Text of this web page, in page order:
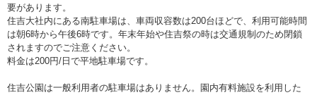
要があります。
住吉大社内にある南駐車場は、車両収容数は200台ほどで、利用可能時間
は朝6時から午後6時です。年末年始や住吉祭の時は交通規制のため閉鎖
されますのでご注意ください。
料金は200円/日で平地駐車場です。
住吉公園は一般利用者の駐車場はありません。園内有料施設を利用した